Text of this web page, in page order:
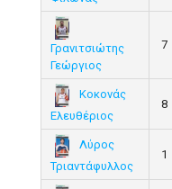
Γρανιτσιώτης
Γεώργιος
7
Κοκονάς
Ελευθέριος
8
Λύρος
Τριαντάφυλλος
1